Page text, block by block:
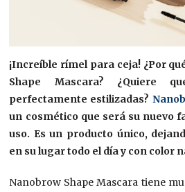
¡Increíble rímel para ceja! ¿Por
Shape Mascara? ¿Quiere
perfectamente estilizadas?
un cosmético que será su nuevo
uso. Es un producto único,
en su lugar todo el día y con color
Nanobrow Shape Mascara tiene